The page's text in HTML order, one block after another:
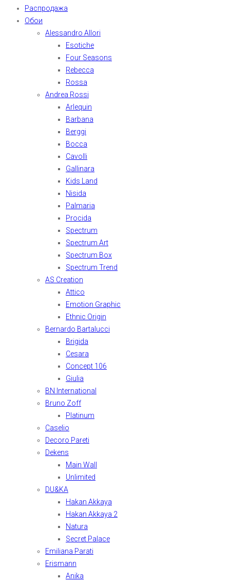
Распродажа
Обои
Alessandro Allori
Esotiche
Four Seasons
Rebecca
Rossa
Andrea Rossi
Arlequin
Barbana
Berggi
Bocca
Cavolli
Gallinara
Kids Land
Nisida
Palmaria
Procida
Spectrum
Spectrum Art
Spectrum Box
Spectrum Trend
AS Creation
Attico
Emotion Graphic
Ethnic Origin
Bernardo Bartalucci
Brigida
Cesara
Concept 106
Giulia
BN International
Bruno Zoff
Platinum
Caselio
Decoro Pareti
Dekens
Main Wall
Unlimited
DU&KA
Hakan Akkaya
Hakan Akkaya 2
Natura
Secret Palace
Emiliana Parati
Erismann
Anika